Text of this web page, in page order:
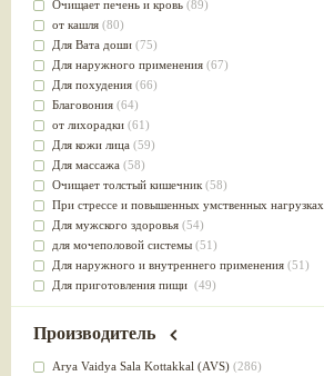
Очищает печень и кровь (89)
от кашля (80)
Для Вата доши (75)
Для наружного применения (67)
Для похудения (66)
Благовония (64)
от лихорадки (61)
Для кожи лица (59)
Для массажа (58)
Очищает толстый кишечник (58)
При стрессе и повышенных умственных нагрузках
Для мужского здоровья (54)
для мочеполовой системы (51)
Для наружного и внутреннего применения (51)
Для приготовления пищи (49)
от инфекций мочеполовой системы(49)
для суставов
Лечит опухоли и отеки(46)
Производитель
Arya Vaidya Sala Kottakkal (AVS) (286)